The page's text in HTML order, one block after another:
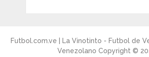
Futbol.com.ve | La Vinotinto - Futbol de
Venezolano Copyright ©